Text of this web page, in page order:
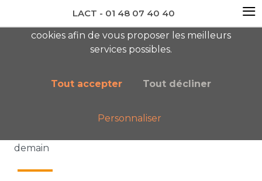
newsletter AC
Nos publications
demain
cookies afin de vous proposer les meilleurs
services possibles.
Tout accepter Tout décliner
Personnaliser
LACT - 01 48 07 40 40 ≡